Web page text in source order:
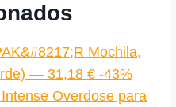
Mochila,
— 31,18 € -43%
Overdose para